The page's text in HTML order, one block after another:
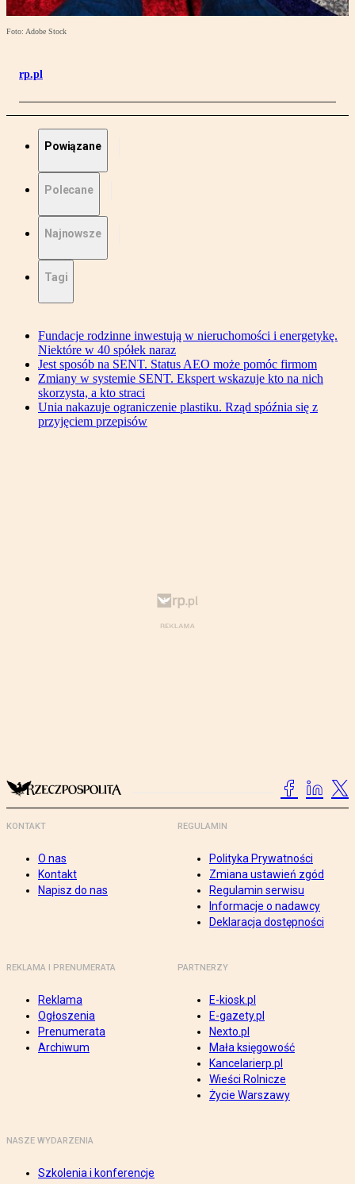
Foto: Adobe Stock
rp.pl
Powiązane
Polecane
Najnowsze
Tagi
Fundacje rodzinne inwestują w nieruchomości i energetykę.
Niektóre w 40 spółek naraz
Jest sposób na SENT. Status AEO może pomóc firmom
Zmiany w systemie SENT. Ekspert wskazuje kto na nich
skorzysta, a kto straci
Unia nakazuje ograniczenie plastiku. Rząd spóźnia się z
przyjęciem przepisów
KONTAKT
O nas
Kontakt
Napisz do nas
REGULAMIN
Polityka Prywatności
Zmiana ustawień zgód
Regulamin serwisu
Informacje o nadawcy
Deklaracja dostępności
REKLAMA I PRENUMERATA
Reklama
Ogłoszenia
Prenumerata
Archiwum
PARTNERZY
E-kiosk.pl
E-gazety.pl
Nexto.pl
Mała księgowość
Kancelarierp.pl
Wieści Rolnicze
Życie Warszawy
NASZE WYDARZENIA
Szkolenia i konferencje